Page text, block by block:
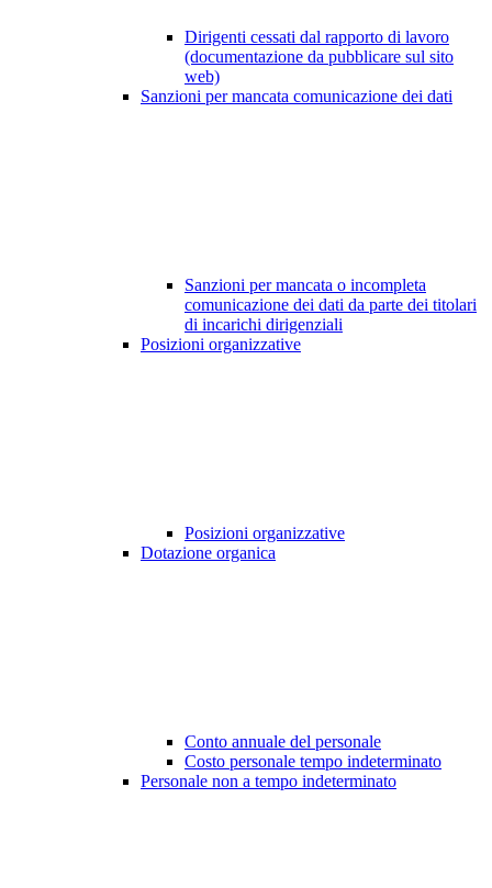
Dirigenti cessati dal rapporto di lavoro
(documentazione da pubblicare sul sito
web)
Sanzioni per mancata comunicazione dei dati
Sanzioni per mancata o incompleta
comunicazione dei dati da parte dei titolari
di incarichi dirigenziali
Posizioni organizzative
Posizioni organizzative
Dotazione organica
Conto annuale del personale
Costo personale tempo indeterminato
Personale non a tempo indeterminato